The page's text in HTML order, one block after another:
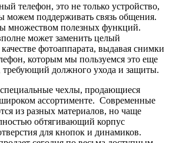
телефон, это не только устройство,
можем поддерживать связь общения.
множеством полезных функций.
может заменить целый
фотоаппарата, выдавая снимки
которым мы пользуемся это еще
требующий должного ухода и защиты.
чехлы, продающиеся
широком ассортименте. Современные
из разных материалов, но чаще
обтягивающий корпус
для кнопок и динамиков.